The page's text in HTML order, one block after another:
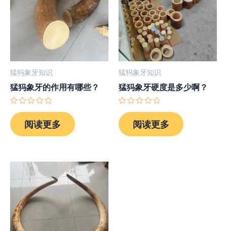
猛犸象牙知识
猛犸象牙的作用有哪些？
分
0
&sol;
阅读更多
猛犸象牙知识
猛犸象牙硬度是多少啊？
分
0
&sol;
阅读更多